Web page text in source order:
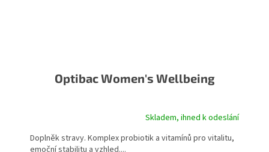
Optibac Women's Wellbeing
Skladem, ihned k odeslání
Doplněk stravy. Komplex probiotik a vitamínů pro vitalitu,
emoční stabilitu a vzhled....